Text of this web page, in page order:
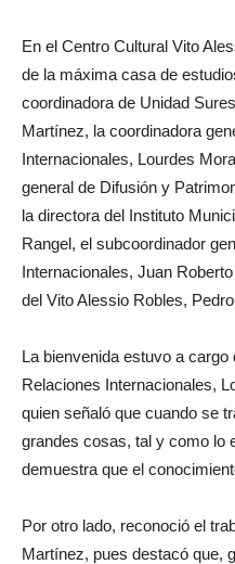
En el Centro Cultural Vito
de la máxima casa de
coordinadora de Unidad
Martínez, la coordinadora
Internacionales, Lourdes
general de Difusión y
la directora del Instituto
Rangel, el subcoordinador
Internacionales, Juan
del Vito Alessio Robles,
La bienvenida estuvo a
Relaciones Internacionales,
quien señaló que cuando se
grandes cosas, tal y como lo
demuestra que el
Por otro lado, reconoció el
Martínez, pues destacó que,